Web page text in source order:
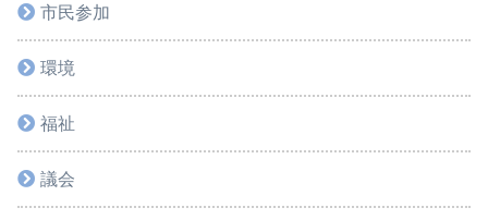
市民参加
環境
福祉
議会